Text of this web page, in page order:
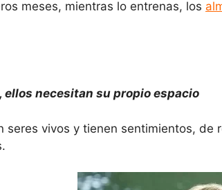
meses, mientras lo entrenas, los
ellos necesitan su propio espacio
seres vivos y tienen sentimientos,